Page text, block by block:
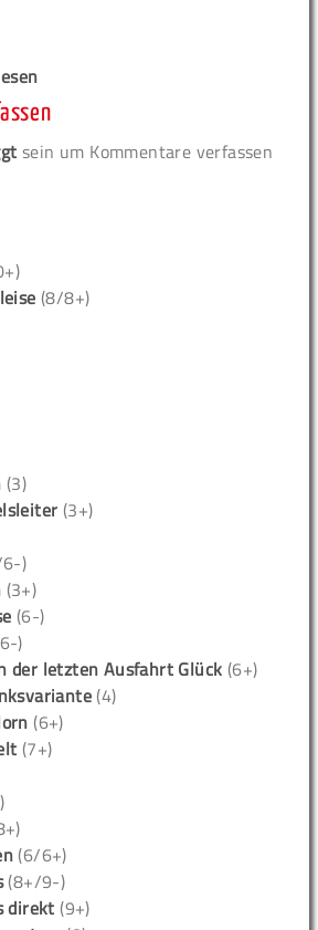
sein um Kommentare verfassen
(8/8+)
(3)
(3+)
)
(3+)
(6-)
)
der letzten Ausfahrt Glück (6+)
(4)
(6+)
(7+)
(6/6+)
(8+/9-)
direkt (9+)